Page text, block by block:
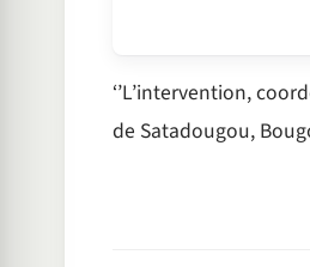
‘’L’intervention,
de Satadougou,